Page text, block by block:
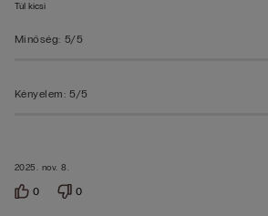
2025. nov. 8.
Túl kicsi
Minőség: 5/5
Kényelem: 5/5
0 0